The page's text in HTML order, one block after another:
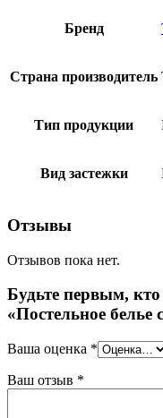
Бренд
Страна производитель
Тип продукции
Вид застежки
Отзывы
Отзывов пока нет.
Будьте первым,
«Постельное
Ваша оценка *
Ваш отзыв *